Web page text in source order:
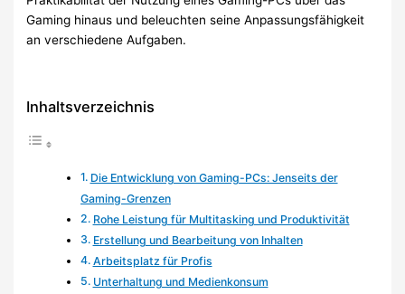
Gaming hinaus und beleuchten seine Anpassungsfähigkeit
an verschiedene Aufgaben.
Inhaltsverzeichnis
Die Entwicklung von Gaming-PCs: Jenseits der
Gaming-Grenzen
Rohe Leistung für Multitasking und Produktivität
Erstellung und Bearbeitung von Inhalten
Arbeitsplatz für Profis
Unterhaltung und Medienkonsum